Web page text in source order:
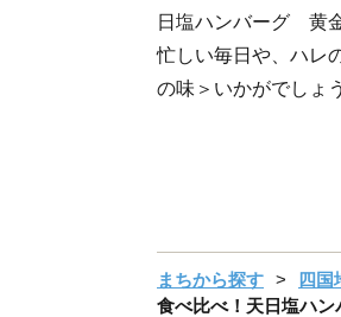
日塩ハンバーグ 黄
忙しい毎日や、ハレ
の味＞いかがでしょ
まちから探す 四国
食べ比べ！天日塩ハ